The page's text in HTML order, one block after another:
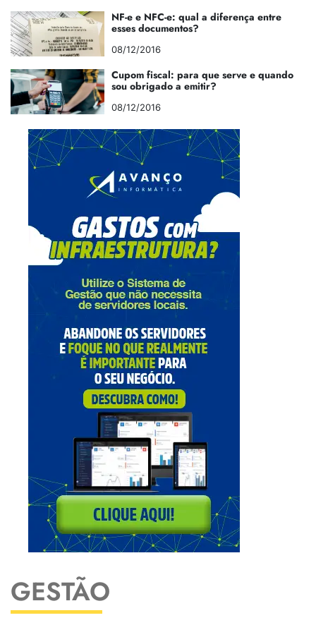
NF-e e NFC-e: qual a diferença entre
esses documentos?
08/12/2016
Cupom fiscal: para que serve e quando
sou obrigado a emitir?
08/12/2016
GESTÃO